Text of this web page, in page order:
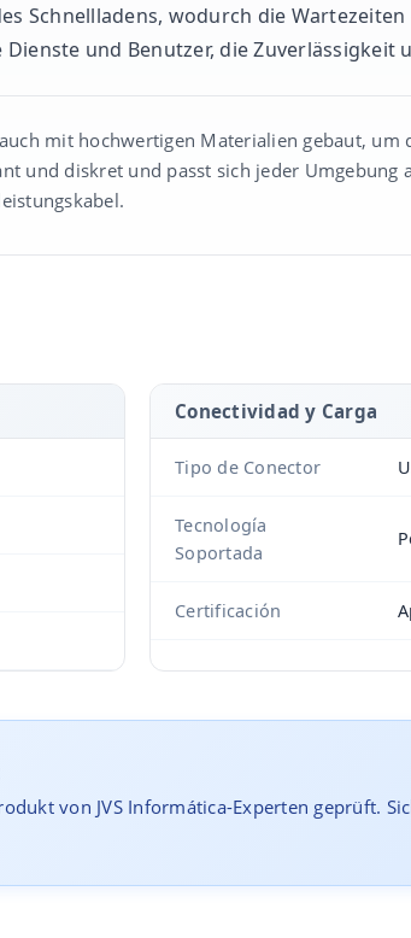
Schnellladens, wodurch die
und Benutzer, die Zuverlässigkeit
mit hochwertigen Materialien gebaut, um
und diskret und passt sich jeder Umgebung
Conectividad y Carga
Tipo de Conector
Tecnología
Soportada
Certificación
von JVS Informática-Experten geprüft.